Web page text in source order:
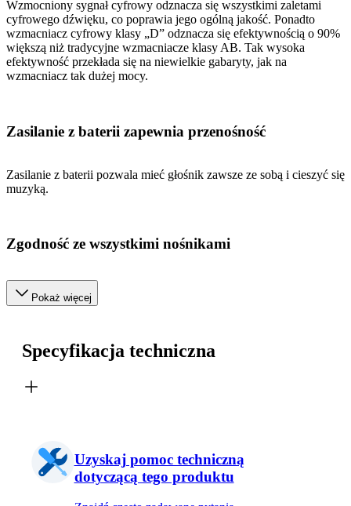
Wzmocniony sygnał cyfrowy odznacza się wszystkimi zaletami
cyfrowego dźwięku, co poprawia jego ogólną jakość. Ponadto
wzmacniacz cyfrowy klasy „D” odznacza się efektywnością o 90%
większą niż tradycyjne wzmacniacze klasy AB. Tak wysoka
efektywność przekłada się na niewielkie gabaryty, jak na
wzmacniacz tak dużej mocy.
Zasilanie z baterii zapewnia przenośność
Zasilanie z baterii pozwala mieć głośnik zawsze ze sobą i cieszyć się
muzyką.
Zgodność ze wszystkimi nośnikami
Pokaż więcej
Specyfikacja techniczna
Uzyskaj pomoc techniczną
dotyczącą tego produktu